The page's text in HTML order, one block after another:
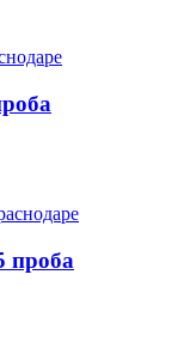
проба